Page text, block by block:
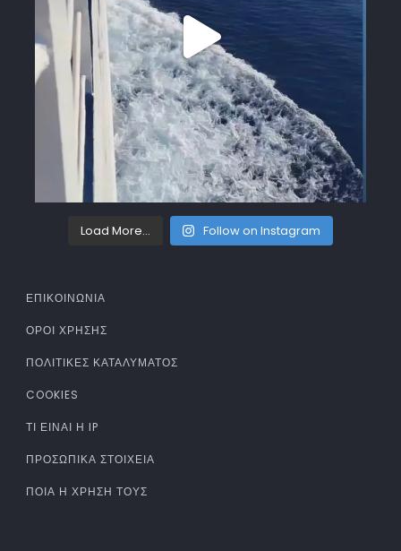
Load More... Follow on Instagram
ΕΠΙΚΟΙΝΩΝΙΑ
ΌΡΟΙ ΧΡΉΣΗΣ
ΠΟΛΙΤΙΚΈΣ ΚΑΤΑΛΎΜΑΤΟΣ
COOKIES
ΤΊ ΕΊΝΑΙ Η IP
ΠΡΟΣΩΠΙΚΆ ΣΤΟΙΧΕΊΑ
ΠΟΙΑ Η ΧΡΉΣΗ ΤΟΥΣ